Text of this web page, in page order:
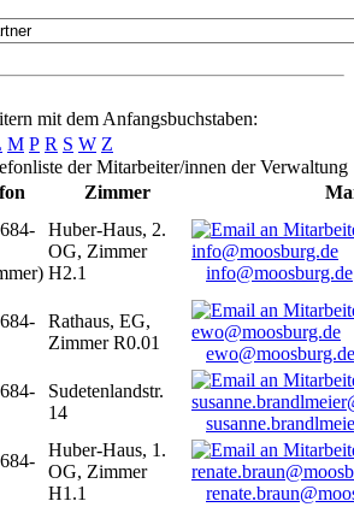
mit dem Anfangsbuchstaben:
M P R S W Z
der Mitarbeiter/innen der Verwaltung
Zimmer
Huber-Haus, 2.
OG, Zimmer
H2.1
info@moosburg.de
Rathaus, EG,
Zimmer R0.01
ewo@moosburg.de
Sudetenlandstr.
14
Huber-Haus, 1.
OG, Zimmer
H1.1